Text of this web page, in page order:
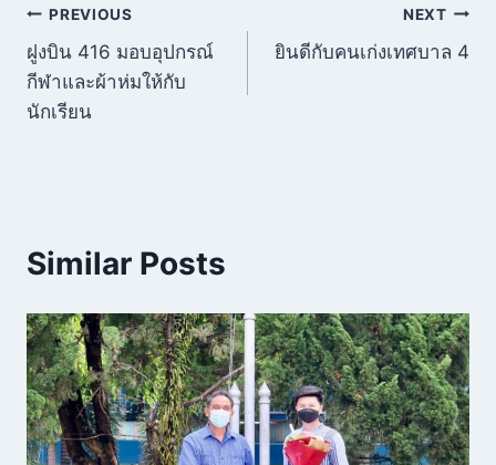
แนะแนว
เรื่อง
PREVIOUS
ฝูงบิน 416 มอบอุปกรณ์
กีฬาและผ้าห่มให้กับ
นักเรียน
NEXT
ยินดีกับคนเก่งเทศบาล 4
Similar Posts